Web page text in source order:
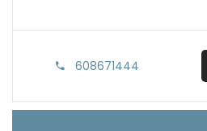
608671444